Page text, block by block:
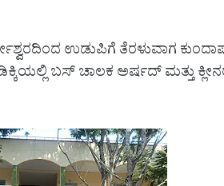
ಉಡುಪಿಗೆ ತೆರಳುವಾಗ
ಬಸ್ ಚಾಲಕ ಅರ್ಷದ್ ಮತ್ತು ಕ್ಲೀನರ್